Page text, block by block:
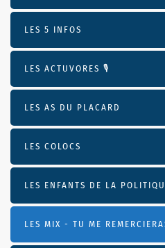
LES 5 INFOS
LES ACTUVORES 🎙
LES AS DU PLACARD
LES COLOCS
LES ENFANTS DE LA
LES MIX - TU ME